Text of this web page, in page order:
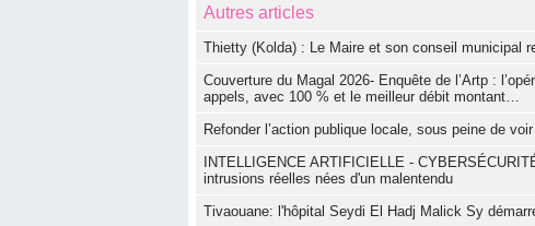
Autres articles
‎Thietty (Kolda) : Le Maire et son conseil municipal
Couverture du Magal 2026- Enquête de l’Artp :
appels, avec 100 % et le meilleur débit montant…
Refonder l’action publique locale, sous peine de
INTELLIGENCE ARTIFICIELLE -
intrusions réelles nées d'un malentendu
Tivaouane: l'hôpital Seydi El Hadj Malick Sy